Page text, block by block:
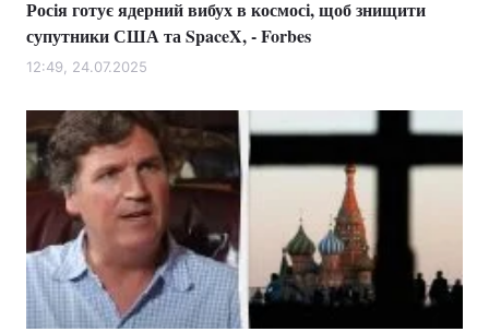
Росія готує ядерний вибух в космосі, щоб знищити
супутники США та SpaceX, - Forbes
12:49, 24.07.2025